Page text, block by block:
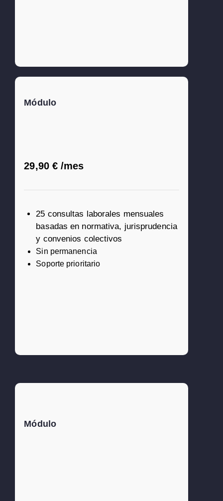
Módulo
29,90 € /mes
25 consultas laborales mensuales
basadas en normativa, jurisprudencia
y convenios colectivos
Sin permanencia
Soporte prioritario
Módulo
funciones